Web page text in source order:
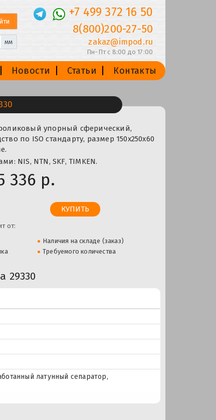
мм
+7 499 372 16 50
8(800)200-27-50
zakaz@impod.ru
Пн-Пт с 8:00 до 17:00
Новости Статьи Контакты
упорный сферический,
по ISO стандарту, размер 150x250x60
NIS, NTN, SKF, TIMKEN.
336 р.
от:
Наличия на складе (заказ)
Требуемого количества
29330
латунный сепаратор,